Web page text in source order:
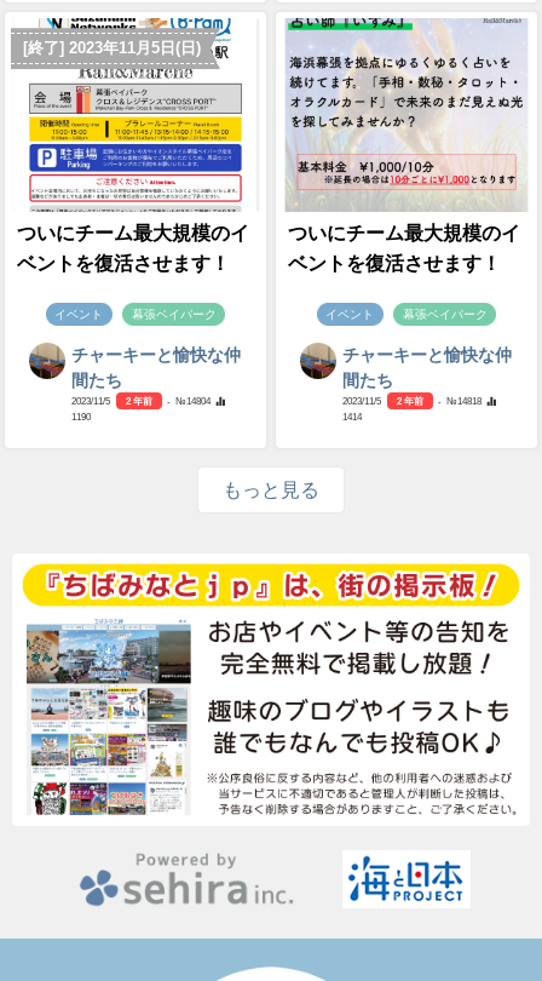
[終了] 2023年11月5日(日)
ついにチーム最大規模のイ
ベントを復活させます！
イベント 幕張ベイパーク
チャーキーと愉快な仲
間たち
2023/11/5 2 年前
- №14804
1190
ついにチーム最大規模のイ
ベントを復活させます！
イベント 幕張ベイパーク
チャーキーと愉快な仲
間たち
2023/11/5 2 年前
- №14818
1414
もっと見る